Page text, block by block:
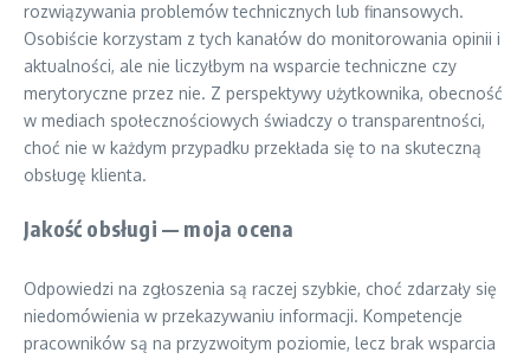
rozwiązywania problemów technicznych lub finansowych.
Osobiście korzystam z tych kanałów do monitorowania opinii i
aktualności, ale nie liczyłbym na wsparcie techniczne czy
merytoryczne przez nie. Z perspektywy użytkownika, obecność
w mediach społecznościowych świadczy o transparentności,
choć nie w każdym przypadku przekłada się to na skuteczną
obsługę klienta.
Jakość obsługi — moja ocena
Odpowiedzi na zgłoszenia są raczej szybkie, choć zdarzały się
niedomówienia w przekazywaniu informacji. Kompetencje
pracowników są na przyzwoitym poziomie, lecz brak wsparcia